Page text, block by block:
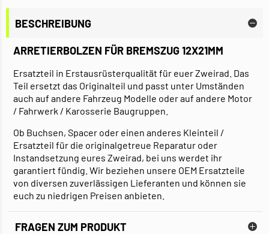
BESCHREIBUNG
ARRETIERBOLZEN FÜR BREMSZUG 12X21MM
Ersatzteil in Erstausrüsterqualität für euer Zweirad. Das
Teil ersetzt das Originalteil und passt unter Umständen
auch auf andere Fahrzeug Modelle oder auf andere Motor
/ Fahrwerk / Karosserie Baugruppen.
Ob Buchsen, Spacer oder einen anderes Kleinteil /
Ersatzteil für die originalgetreue Reparatur oder
Instandsetzung eures Zweirad, bei uns werdet ihr
garantiert fündig. Wir beziehen unsere OEM Ersatzteile
von diversen zuverlässigen Lieferanten und können sie
euch zu niedrigen Preisen anbieten.
FRAGEN ZUM PRODUKT